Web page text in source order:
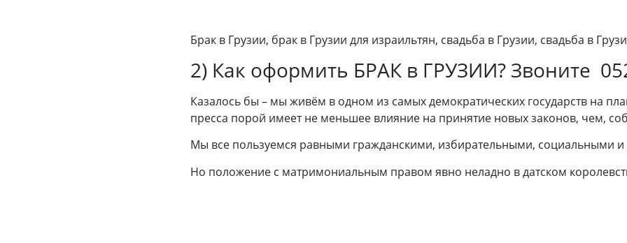
Брак в Грузии, брак в Грузии для израильтян, свадьба в Грузии, свадьба в
2) Как оформить БРАК в ГРУЗИИ? Звоните
Казалось бы – мы живём в одном из самых демократических государств на
пресса порой имеет не меньшее влияние на принятие новых законов, чем,
Мы все пользуемся равными гражданскими, избирательными, социальными
Но положение с матримониальным правом явно неладно в датском